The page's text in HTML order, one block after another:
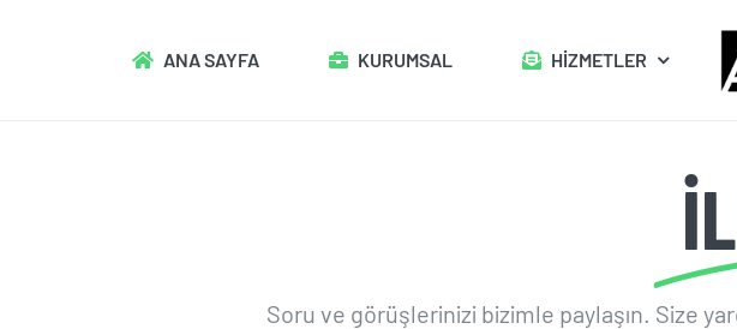
ANA SAYFA KURUMSAL HİZMETLER
Soru ve görüşlerinizi bizimle paylaşın. Size